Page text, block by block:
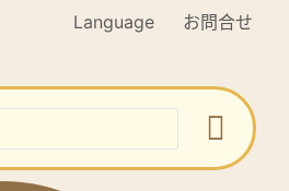
Language お問合せ